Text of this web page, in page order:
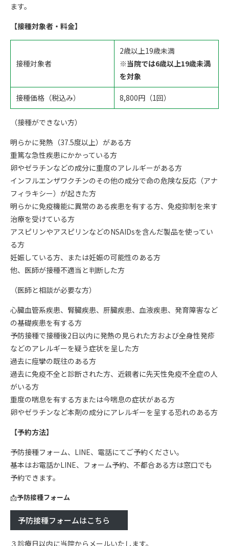
ます。
【接種対象者・料金】
接種対象者
2歳以上19歳未満
※当院では6歳以上19歳未満
を対象
接種価格（税込み） 8,800円（1回）
（接種ができない方）
明らかに発熱（37.5度以上）がある方
重篤な急性疾患にかかっている方
卵やゼラチンなどの成分に重度のアレルギーがある方
インフルエンザワクチンのその他の成分で命の危険な反応（アナ
フィラキシー）が起きた方
明らかに免疫機能に異常のある疾患を有する方、免疫抑制を来す
治療を受けている方
アスピリンやアスピリンなどのNSAIDsを含んだ製品を使ってい
る方
妊娠している方、または妊娠の可能性のある方
他、医師が接種不適当と判断した方
（医師と相談が必要な方）
心臓血管系疾患、腎臓疾患、肝臓疾患、血液疾患、発育障害など
の基礎疾患を有する方
予防接種で接種後2日以内に発熱の見られた方および全身性発疹
などのアレルギーを疑う症状を呈した方
過去に痙攣の既往のある方
過去に免疫不全と診断された方、近親者に先天性免疫不全症の人
がいる方
重度の喘息を有する方または今喘息の症状がある方
卵やゼラチンなど本剤の成分にアレルギーを呈する恐れのある方
【予約方法】
予防接種フォーム、LINE、電話にてご予約ください。
基本はお電話かLINE、フォーム予約、不都合ある方は窓口でも
予約できます。
📩予防接種フォーム
予防接種フォームはこちら
３診療日以内に当院からメールいたします。